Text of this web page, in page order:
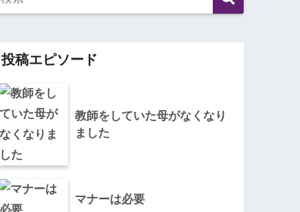
投稿エピソード
教師をしていた母がなくなり
ました
マナーは必要